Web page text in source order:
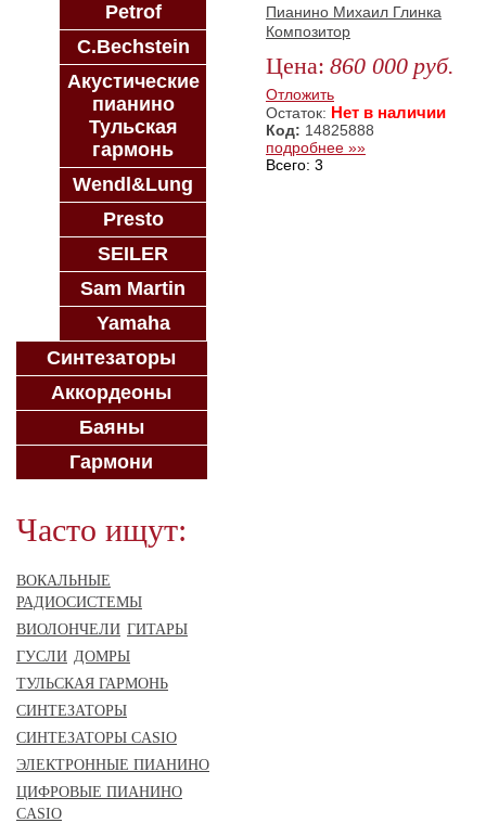
Пианино Михаил Глинка
Композитор
Цена: 860 000 руб.
Отложить
ЗАКАЗАТЬ
Остаток: Нет в наличии
Код: 14825888
подробнее »»
Всего: 3
Petrof
C.Bechstein
Акустические
пианино
Тульская
гармонь
Wendl&Lung
Presto
SEILER
Sam Martin
Yamaha
Синтезаторы
Аккордеоны
Баяны
Гармони
Часто ищут:
ВОКАЛЬНЫЕ
РАДИОСИСТЕМЫ
ВИОЛОНЧЕЛИ ГИТАРЫ
ГУСЛИ ДОМРЫ
ТУЛЬСКАЯ ГАРМОНЬ
СИНТЕЗАТОРЫ
СИНТЕЗАТОРЫ CASIO
ЭЛЕКТРОННЫЕ ПИАНИНО
ЦИФРОВЫЕ ПИАНИНО
CASIO